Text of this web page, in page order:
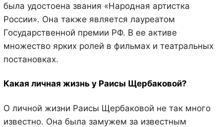
была удостоена звания «Народная артистка
России». Она также является лауреатом
Государственной премии РФ. В ее активе
множество ярких ролей в фильмах и театральных
постановках.
Какая личная жизнь у Раисы Щербаковой?
О личной жизни Раисы Щербаковой не так много
известно. Она была замужем за известным